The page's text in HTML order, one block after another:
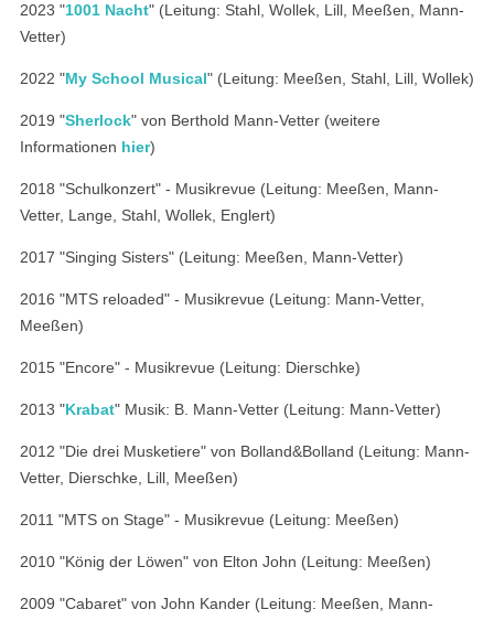
2023 "1001 Nacht" (Leitung: Stahl, Wollek, Lill, Meeßen, Mann-
Vetter)
2022 "My School Musical" (Leitung: Meeßen, Stahl, Lill, Wollek)
2019 "Sherlock" von Berthold Mann-Vetter (weitere
Informationen hier)
2018 "Schulkonzert" - Musikrevue (Leitung: Meeßen, Mann-
Vetter, Lange, Stahl, Wollek, Englert)
2017 "Singing Sisters" (Leitung: Meeßen, Mann-Vetter)
2016 "MTS reloaded" - Musikrevue (Leitung: Mann-Vetter,
Meeßen)
2015 "Encore" - Musikrevue (Leitung: Dierschke)
2013 "Krabat" Musik: B. Mann-Vetter (Leitung: Mann-Vetter)
2012 "Die drei Musketiere" von Bolland&Bolland (Leitung: Mann-
Vetter, Dierschke, Lill, Meeßen)
2011 "MTS on Stage" - Musikrevue (Leitung: Meeßen)
2010 "König der Löwen" von Elton John (Leitung: Meeßen)
2009 "Cabaret" von John Kander (Leitung: Meeßen, Mann-